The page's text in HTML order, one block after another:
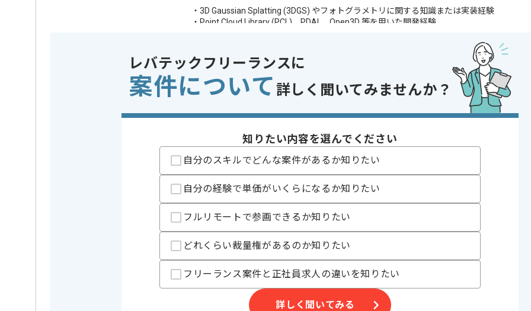
・3D Gaussian Splatting (3DGS) やフォトグラメトリに関する知識または実装経験
・Point Cloud Library (PCL)、PDAL、Open3D 等を用いた開発経験
・AWS (Lambda, S3, SageMaker等) を利用したサーバーサイド開発・運用経験
※上記に似た経験やスキルをお持ちであれば申し込み可能なケースもございます！まずはお気軽にご相談ください！
この案件で扱う技術 クラウド AWS
20代活躍中 , 30代活躍中 , 長期プロジェクト , 新技術に積極的 , 40代活躍中 , 週3日
システム開発、ドローン運用代行事業等を展開している企業でございます。
今回はLiDAR製品ソフトウェア実装支援案件に携わっていただきます。
ROSを用いた開発経験を活かしたい方にお勧めです。
基本的には一部リモートでの作業を見込んでおります。
レバテックフリーランスに
案件について 詳しく聞いてみませんか？
知りたい内容を選んでください
自分のスキルでどんな案件があるか知りたい
自分の経験で単価がいくらになるか知りたい
フルリモートで参画できるか知りたい
どれくらい裁量権があるのか知りたい
フリーランス案件と正社員求人の違いを知りたい
詳しく聞いてみる